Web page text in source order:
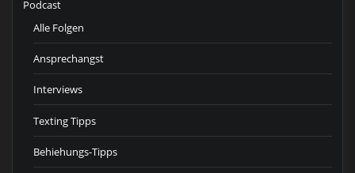
Podcast
Alle Folgen
Ansprechangst
Interviews
Texting Tipps
Behiehungs-Tipps